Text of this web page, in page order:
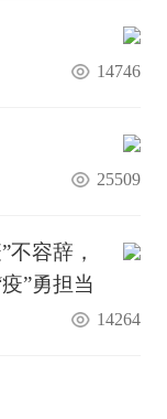
14746
25509
容辞，
”勇担当
14264